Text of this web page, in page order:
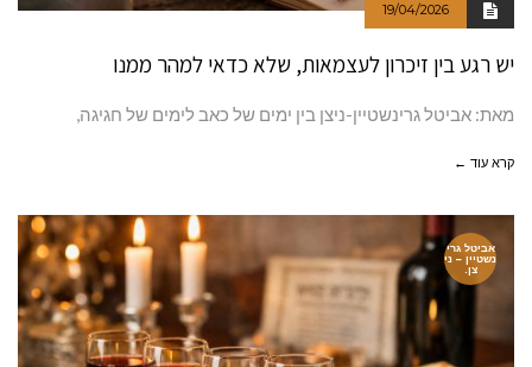
19/04/2026
יש רגע בין זיכרון לעצמאות, שלא כדאי למהר ממנו
מאת: אביטל גרינשטיין-ניצן בין ימים של כאב לימים של חגיגה,
קרא עוד ←
אביטל גרי
נשטיין – ני
צן.